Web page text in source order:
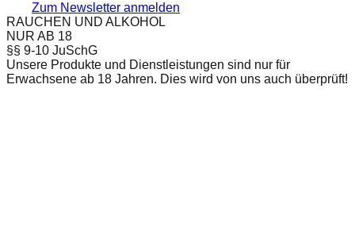
Zum Newsletter anmelden
RAUCHEN UND ALKOHOL
NUR AB 18
§§ 9-10 JuSchG
Unsere Produkte und Dienstleistungen sind nur für
Erwachsene ab 18 Jahren. Dies wird von uns auch überprüft!